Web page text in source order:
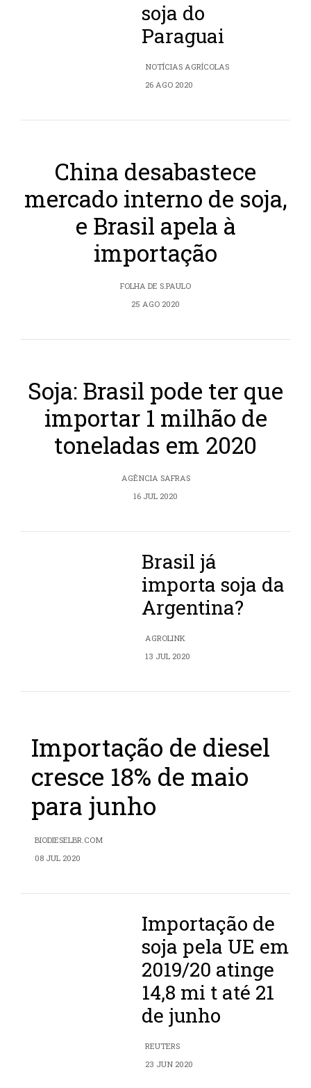
soja do
Paraguai
NOTÍCIAS AGRÍCOLAS
26 AGO 2020
China desabastece
mercado interno de soja,
e Brasil apela à
importação
FOLHA DE S.PAULO
25 AGO 2020
Soja: Brasil pode ter que
importar 1 milhão de
toneladas em 2020
AGÊNCIA SAFRAS
16 JUL 2020
Brasil já
importa soja da
Argentina?
AGROLINK
13 JUL 2020
Importação de diesel
cresce 18% de maio
para junho
BIODIESELBR.COM
08 JUL 2020
Importação de
soja pela UE em
2019/20 atinge
14,8 mi t até 21
de junho
REUTERS
23 JUN 2020